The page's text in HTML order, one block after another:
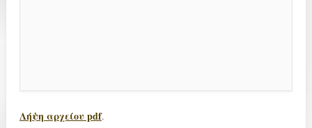
Λήψη αρχείου pdf.